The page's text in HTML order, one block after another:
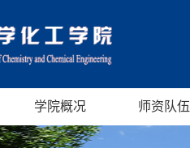
学院概况 师资队伍